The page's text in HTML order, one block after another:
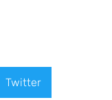
Twitter